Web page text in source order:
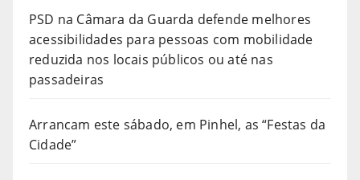
PSD na Câmara da Guarda defende melhores
acessibilidades para pessoas com mobilidade
reduzida nos locais públicos ou até nas
passadeiras
Arrancam este sábado, em Pinhel, as “Festas da
Cidade”